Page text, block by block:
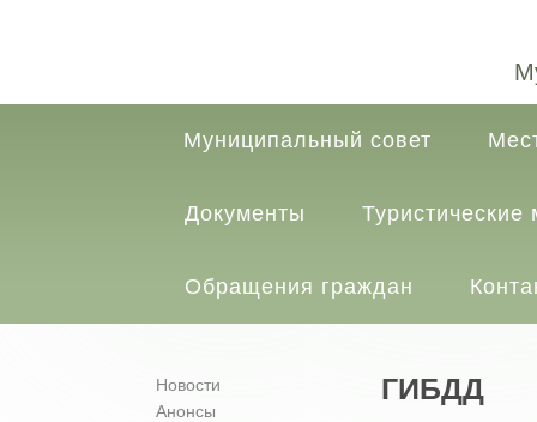
Муниципальный совет
Документы
Обращения граждан
Новости
Анонсы
ГИБДД